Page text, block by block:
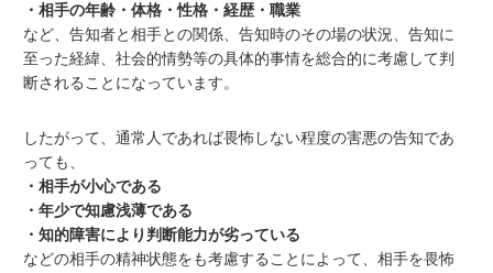
・相手の年齢・体格・性格・経歴・職業
など、告知者と相手との関係、告知時のその場の状況、告知に
至った経緯、社会的情勢等の具体的事情を総合的に考慮して判
断されることになっています。
したがって、通常人であれば畏怖しない程度の害悪の告知であ
っても、
・相手が小心である
・年少で知慮浅薄である
・知的障害により判断能力が劣っている
などの相手の精神状態をも考慮することによって、相手を畏怖